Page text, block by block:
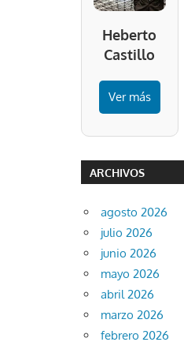
Heberto
Castillo
Ver más
ARCHIVOS
agosto 2026
julio 2026
junio 2026
mayo 2026
abril 2026
marzo 2026
febrero 2026